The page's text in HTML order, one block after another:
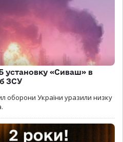
«Сиваш» в
ЗСУ
оборони України уразили низку